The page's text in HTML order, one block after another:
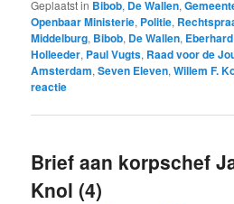
Geplaatst in Bibob, De Wallen,
Openbaar Ministerie, Politie,
Middelburg, Bibob, De Wallen,
Holleeder, Paul Vugts, Raad voor de
Amsterdam,Seven Eleven,Willem F.
reactie
Brief aan korpschef
Knol (4)